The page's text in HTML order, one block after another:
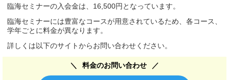
臨海セミナーの入会金は、16,500円となっています。
臨海セミナーには豊富なコースが用意されているため、各コース、
学年ごとに料金が異なります。
詳しくは以下のサイトからお問い合わせください。
料金のお問い合わせ